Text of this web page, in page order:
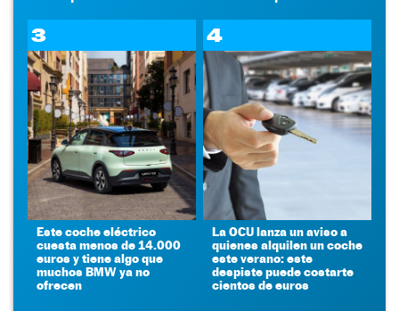
3
Este coche eléctrico
cuesta menos de 14.000
euros y tiene algo que
muchos BMW ya no
ofrecen
4
La OCU lanza un aviso a
quienes alquilen un coche
este verano: este
despiste puede costarte
cientos de euros